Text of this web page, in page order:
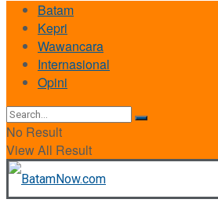
Batam
Kepri
Wawancara
Internasional
Opini
No Result
View All Result